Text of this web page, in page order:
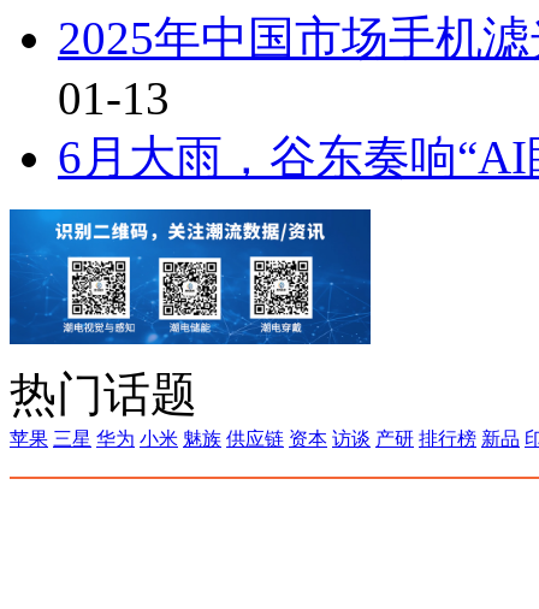
2025年中国市场手机
01-13
6月大雨，谷东奏响
热门话题
苹果 三星 华为 小米 魅族 供应链 资本 访谈 产研 排行榜 新品